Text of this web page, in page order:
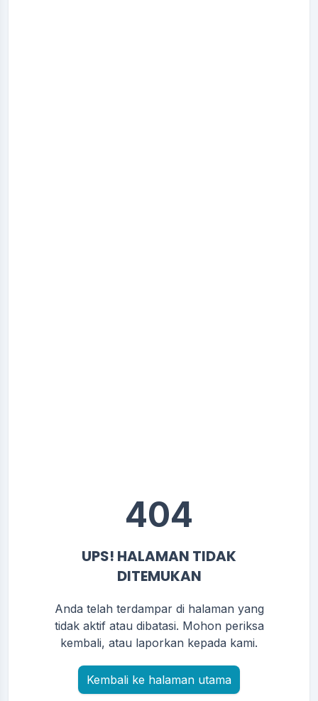
404
UPS! HALAMAN TIDAK
DITEMUKAN
Anda telah terdampar di halaman yang
tidak aktif atau dibatasi. Mohon periksa
kembali, atau laporkan kepada kami.
Kembali ke halaman utama